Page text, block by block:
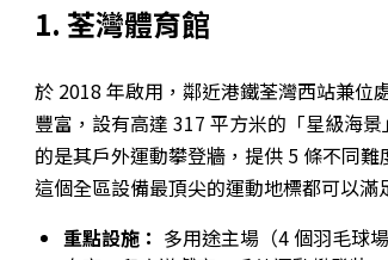
1. 荃灣體育館
於 2018 年啟用，鄰近港鐵荃灣西站兼位
豐富，設有高達 317 平方米的「星級海
的是其戶外運動攀登牆，提供 5 條不同
這個全區設備最頂尖的運動地標都可以滿
重點設施： 多用途主場（4 個羽毛球